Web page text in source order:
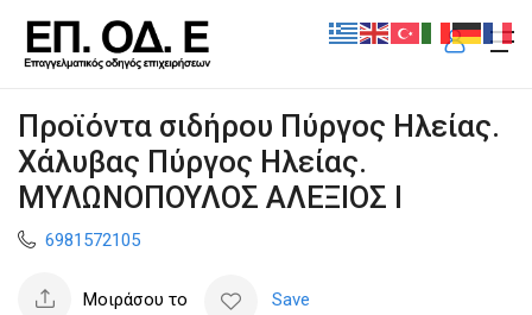
Προϊόντα σιδήρου Πύργος Ηλείας.
Χάλυβας Πύργος Ηλείας.
ΜΥΛΩΝΟΠΟΥΛΟΣ ΑΛΕΞΙΟΣ Ι
6981572105
Μοιράσου το Save